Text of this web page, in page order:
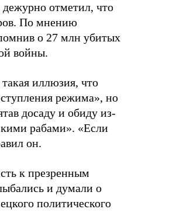
отметил, что
По мнению
о 27 млн убитых
войны.
иллюзия, что
режима», но
досаду и обиду из-
рабами». «Если
он.
к презренным
и думали о
политического